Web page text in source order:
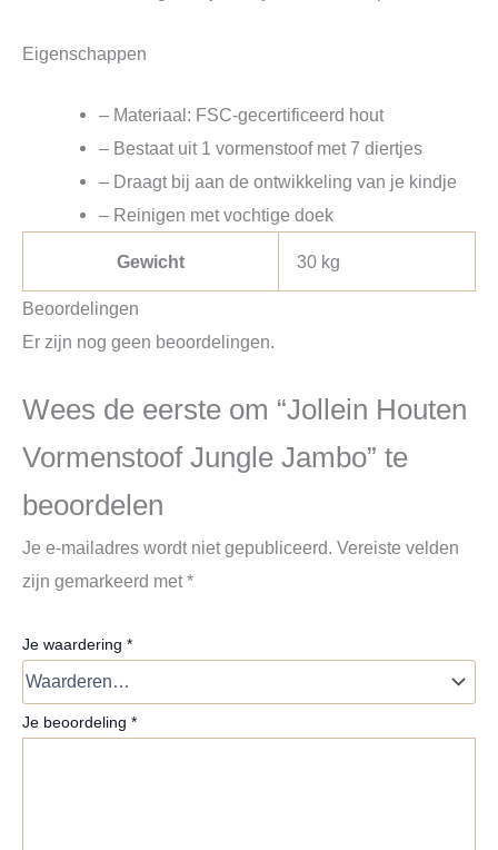
Eigenschappen
– Materiaal: FSC-gecertificeerd hout
– Bestaat uit 1 vormenstoof met 7 diertjes
– Draagt bij aan de ontwikkeling van je kindje
– Reinigen met vochtige doek
Gewicht 30 kg
Beoordelingen
Er zijn nog geen beoordelingen.
Wees de eerste om “Jollein Houten
Vormenstoof Jungle Jambo” te
beoordelen
Je e-mailadres wordt niet gepubliceerd. Vereiste velden
zijn gemarkeerd met*
Je waardering *
Je beoordeling *